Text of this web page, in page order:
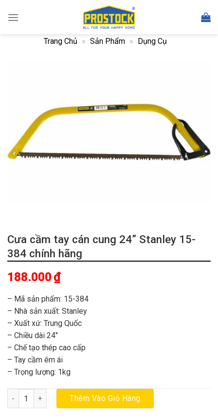
Trang Chủ » Sản Phẩm » Dụng Cụ
Cưa cầm tay cán cung 24” Stanley 15-
384 chính hãng
188.000 ₫
– Mã sản phẩm: 15-384
– Nhà sản xuất: Stanley
– Xuất xứ: Trung Quốc
– Chiều dài 24″
– Chế tạo thép cao cấp
– Tay cầm êm ái
– Trọng lượng: 1kg
Cưa cầm tay cán cung 24'' Stanley 15-384 chính hãng số lượng
Thêm Vào Giỏ Hàng